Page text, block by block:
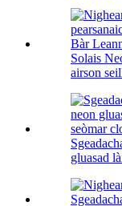
Solais
airson
gluasad